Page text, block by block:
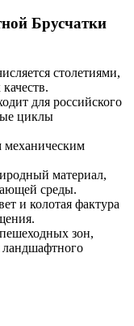
Брусчатки
столетиями,
для российского
циклы
механическим
материал,
среды.
и колотая фактура
зон,
ландшафтного